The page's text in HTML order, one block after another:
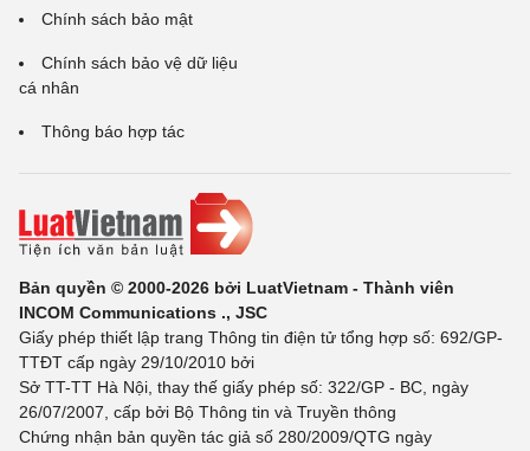
Chính sách bảo mật
Chính sách bảo vệ dữ liệu
cá nhân
Thông báo hợp tác
Bản quyền © 2000-2026 bởi LuatVietnam - Thành viên
INCOM Communications ., JSC
Giấy phép thiết lập trang Thông tin điện tử tổng hợp số: 692/GP-
TTĐT cấp ngày 29/10/2010 bởi
Sở TT-TT Hà Nội, thay thế giấy phép số: 322/GP - BC, ngày
26/07/2007, cấp bởi Bộ Thông tin và Truyền thông
Chứng nhận bản quyền tác giả số 280/2009/QTG ngày